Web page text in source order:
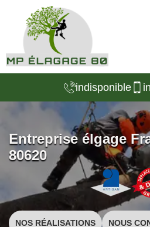
indisponible
Entreprise élgage
80620
NOS RÉALISATIONS NOUS